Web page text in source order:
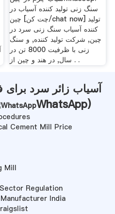
سنگ زنی تولید کننده آسیاب در
چین [چت کن/chat now] تولید
کننده آسیاب سنگ زنی سرد در
چین, شرکت تولید کننده, و سنگ
زنی با ظرفیت 8000 تن در
سال, در هند و چین از . .
WhatsApp)
Cement Mill Price
Mill
Regulation
India